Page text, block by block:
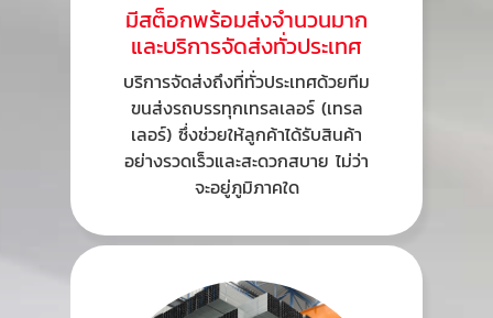
มีสต็อกพร้อมส่งจำนวนมาก
และบริการจัดส่งทั่วประเทศ
บริการจัดส่งถึงที่ทั่วประเทศด้วยทีม
ขนส่งรถบรรทุกเทรลเลอร์ (เทรล
เลอร์) ซึ่งช่วยให้ลูกค้าได้รับสินค้า
อย่างรวดเร็วและสะดวกสบาย ไม่ว่า
จะอยู่ภูมิภาคใด